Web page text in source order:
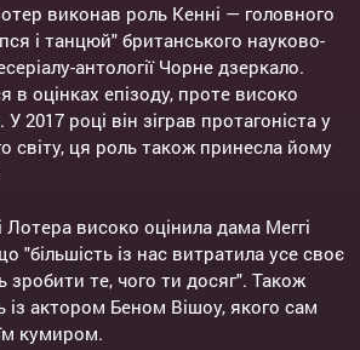
виконав роль Кенні — головного
і танцюй" британського науково-
антології Чорне дзеркало.
в оцінках епізоду, проте високо
2017 році він зіграв протагоніста у
світу, ця роль також принесла йому
Лотера високо оцінила дама Меггі
"більшість із нас витратила усе своє
те, чого ти досяг". Також
актором Беном Вішоу, якого сам
кумиром.